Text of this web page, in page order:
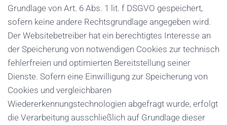
Grundlage von Art. 6 Abs. 1 lit. f DSGVO gespeichert,
sofern keine andere Rechtsgrundlage angegeben wird.
Der Websitebetreiber hat ein berechtigtes Interesse an
der Speicherung von notwendigen Cookies zur technisch
fehlerfreien und optimierten Bereitstellung seiner
Dienste. Sofern eine Einwilligung zur Speicherung von
Cookies und vergleichbaren
Wiedererkennungstechnologien abgefragt wurde, erfolgt
die Verarbeitung ausschließlich auf Grundlage dieser